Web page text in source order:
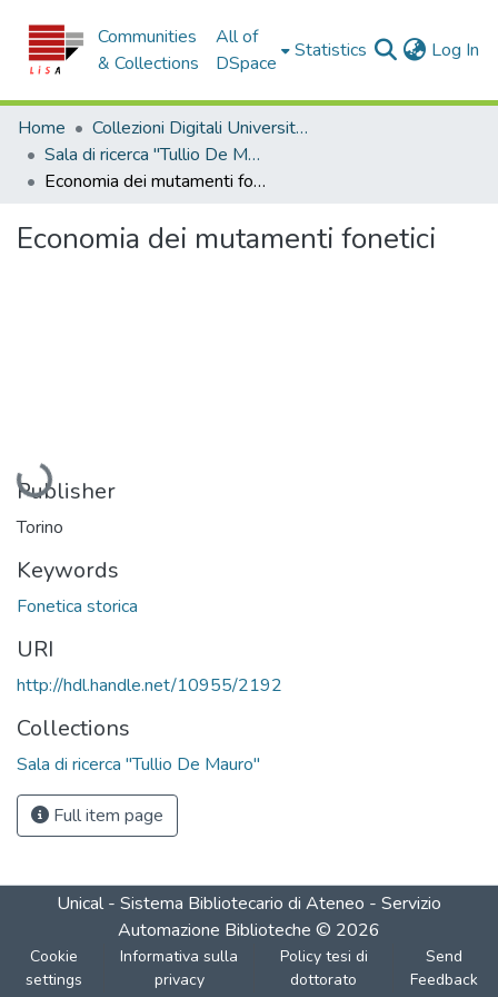
Communities
& Collections
All of
DSpace
Statistics Log In
Home
Collezioni Digitali Università della Calabria
Sala di ricerca "Tullio De Mauro"
Economia dei mutamenti fonetici
Economia dei mutamenti fonetici
Loading...
Publisher
Torino
Keywords
Fonetica storica
URI
http://hdl.handle.net/10955/2192
Collections
Sala di ricerca "Tullio De Mauro"
Full item page
Unical - Sistema Bibliotecario di Ateneo - Servizio
Automazione Biblioteche © 2026
Cookie
settings
Informativa sulla
privacy
Policy tesi di
dottorato
Send
Feedback